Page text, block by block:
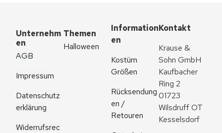
Unternehm
en
AGB
Impressum
Datenschutz
erklärung
Widerrufsrec
Themen
Halloween
Information
en
Kostüm
Größen
Rücksendung
en /
Retouren
Kontakt
Krause &
Sohn GmbH
Kaufbacher
Ring 2
01723
Wilsdruff OT
Kesselsdorf